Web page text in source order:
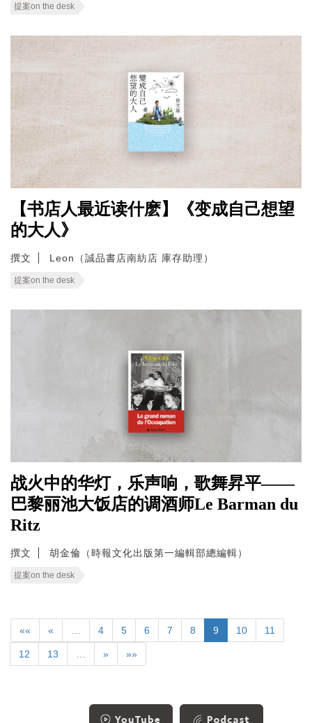
提案on the desk
【书店人最近读什麽】《变成自己想望
的大人》
撰文 Leon（誠品書店南紡店 庫存助理）
提案on the desk
战火中的华灯，乐声响，歌舞昇平——
巴黎丽池大饭店的调酒师Le Barman du
Ritz
撰文 胡金倫（時報文化出版第一編輯部總編輯）
提案on the desk
«« « 4 5 6 7 8 9 10 11
12 13 » »»